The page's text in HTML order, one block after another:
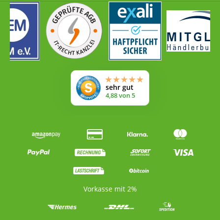
niedermolekulares Hyaluron (manchmal auch als
Oligohyaluronsäure bezeichnet) ist sehr kostspielig
und in Cremes, Gels und Sera meistens nur in einer
sehr geringen Menge (typische Dosierung 1%)
enthalten. Meistens dann auch nur in Kombinationen
mit mittel- und hochmolekularer Hyaluronsäure. Ein
solches Produkt wird allgemein als "gut" bewertet, was
möglicherweise darauf zurückzuführen ist, dass
Studien die Wirksamkeit von niedermolekularer
Hyaluronsäure bereits bei Konzentrationen von 0,1 bis
0,3% belegen. Für fachlich Interessierte: T. Pavicic, G.
novel formulations of hyaluronic acid of different
molecular weights in anti-wrinkle treatment. Tipp: Die
bei uns mitgelieferte Menge an Hyaluron reicht aus,
ml eines 5 (!) prozentigen Hyaluron-Gels anzurühren!
Rohstoffe (Hyaluron, Edelkollagen) enthalten, und wie
hoch ihre Konzentration sein soll. Zudem haben Sie
Gewissheit, dass keine kritischen, künstlichen Stoffe
Vorkasse mit 2%